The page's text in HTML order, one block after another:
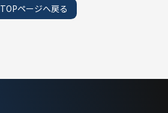
TOPページへ戻る